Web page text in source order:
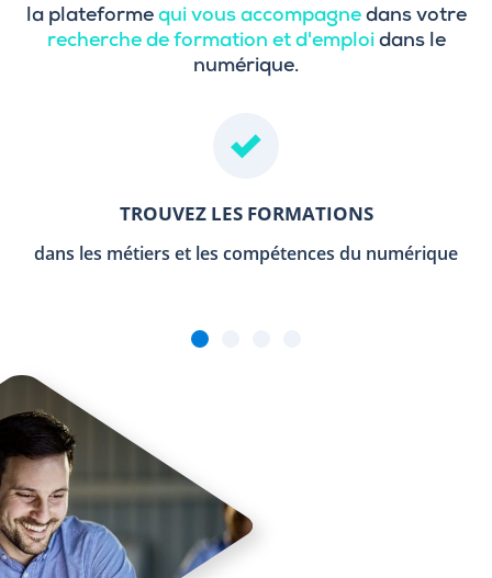
la plateforme qui vous accompagnedans votre
recherche de formation et d'emploi dans le
numérique.
TROUVEZ LES FORMATIONS
dans les métiers et les compétences du numérique